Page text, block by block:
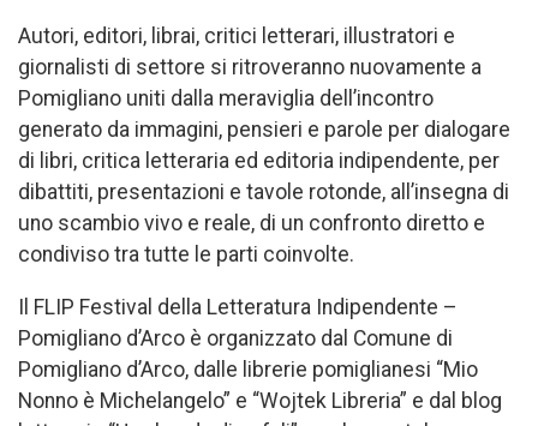
Autori, editori, librai, critici letterari, illustratori e
giornalisti di settore si ritroveranno nuovamente a
Pomigliano uniti dalla meraviglia dell’incontro
generato da immagini, pensieri e parole per dialogare
di libri, critica letteraria ed editoria indipendente, per
dibattiti, presentazioni e tavole rotonde, all’insegna di
uno scambio vivo e reale, di un confronto diretto e
condiviso tra tutte le parti coinvolte.
Il FLIP Festival della Letteratura Indipendente –
Pomigliano d’Arco è organizzato dal Comune di
Pomigliano d’Arco, dalle librerie pomiglianesi “Mio
Nonno è Michelangelo” e “Wojtek Libreria” e dal blog